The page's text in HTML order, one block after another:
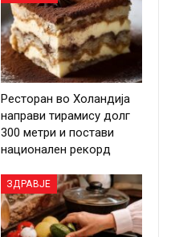
Ресторан во Холандија
направи тирамису долг
300 метри и постави
национален рекорд
ЗДРАВЈЕ